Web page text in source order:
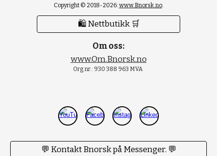
Copyright © 2018-2026: www.Bnorsk.no.
🛍 Nettbutikk 🛒
Om oss:
www.Om.Bnorsk.no
Org.nr.: 930 388 963 MVA
💬 Kontakt Bnorsk på Messenger. 💬